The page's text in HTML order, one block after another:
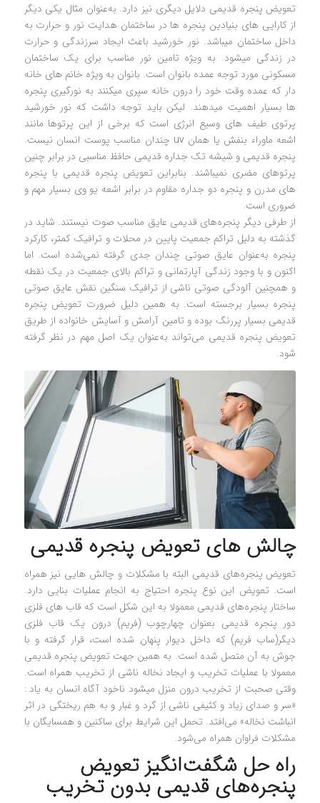
تعویض پنجره قدیمی دلایل دیگری نیز دارد. به‌عنوان مثال یکی دیگر
از کارایی های بنیادین پنجره ها در ساختمان هدایت نور و حرارت به
داخل ساختمان میباشد. نور خورشید باعث ایجاد سرزندگی و حرارت
در زندگی میشود. به ویژه تامین نور مناسب برای یک ساختمان
مسکونی مورد توجه عمده بانوان است. بانوان به ویژه خانم های خانه
دار که عمده وقت خود را درون خانه سپری میکنند به نورگیری پنجره
ها بسیار اهمیت میدهند. لیکن باید توجه داشت که نور خورشید
پرتوی طیف های وسیع انرژی است که برخی از این پرتوها مانند
اشعه ماوراء بنفش یا همان uv چندان مناسب پوست انسان نیست.
پنجره قدیمی و شیشه تک جداره قدیمی حافظ مناسبی در برابر چنین
پرتوهای مضری نمیباشند. بنابراین تعویض پنجره قدیمی با پنجره
های مدرن و پنجره دو جداره مقاوم در برابر اشعه یو وی بسیار مهم و
ضروری است.
از طرفی دیگر پنجره‌های قدیمی عایق مناسب صوت نیستند. شاید در
گذشته به دلیل تراکم جمعیت پایین در محلات و ترافیک کمتر، کارکرد
پنجره به‌عنوان عایق صوتی چندان جدی گرفته نمی‌شده است. اما
اکنون و با وجود زندگی آپارتمانی و تراکم بالای جمعیت در یک نقطه
و همچنین آلودگی صوتی ناشی از ترافیک سنگین نقش عایق صوتی
پنجره بسیار برجسته است. به همین دلیل ضرورت تعویض پنجره
قدیمی بسیار پررنگ بوده و تامین آرامش و آسایش خانواده از طریق
تعویض پنجره قدیمی می‌تواند به‌عنوان یک اصل مهم در نظر گرفته
شود.
چالش های تعویض پنجره قدیمی
تعویض پنجره‌های قدیمی البته با مشکلات و چالش هایی نیز همراه
است. تعویض این نوع پنجره احتیاج به انجام عملیات بنایی دارد.
ساختار پنجره‌های قدیمی معمولا به این شکل است که قاب های فلزی
دور پنجره قدیمی بعنوان چهارچوب (فریم) درون یک قاب فلزی
دیگر(ساب فریم) که داخل دیوار پنهان شده است، قرار گرفته و با
جوش به آن متصل شده است. به همین جهت تعویض پنجره قدیمی
معمولا با عملیات تخریب و ایجاد نخاله ناشی از تخریب همراه است.
وقتی صحبت از تخریب درون منزل میشود ناخود آگاه انسان به یاد :
«سر و صدای زیاد و کثیفی ناشی از گرد و غبار و به هم ریختگی در اثر
انباشت نخاله» می‌افتد. تحمل این شرایط برای ساکنین و همسایگان با
مشکلات فراوان همراه می‌شود.
راه حل شگفت‌انگیز تعویض
پنجره‎‌های قدیمی بدون تخریب